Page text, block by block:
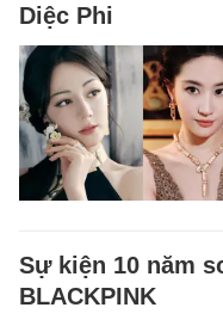
Diệc Phi
Sự kiện 10 năm
BLACKPINK